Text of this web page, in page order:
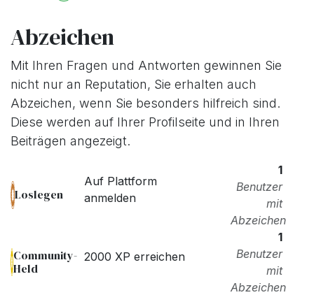
Abzeichen
Mit Ihren Fragen und Antworten gewinnen Sie
nicht nur an Reputation, Sie erhalten auch
Abzeichen, wenn Sie besonders hilfreich sind.
Diese werden auf Ihrer Profilseite und in Ihren
Beiträgen angezeigt.
Loslegen
Auf Plattform
anmelden
1
Benutzer
mit
Abzeichen
Community-
Held
2000 XP erreichen
1
Benutzer
mit
Abzeichen